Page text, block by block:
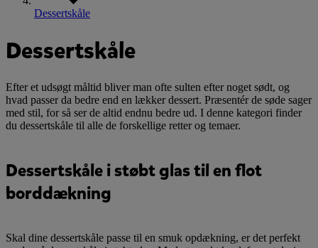
Dessertskåle
Dessertskåle
Efter et udsøgt måltid bliver man ofte sulten efter noget sødt, og
hvad passer da bedre end en lækker dessert. Præsentér de søde sager
med stil, for så ser de altid endnu bedre ud. I denne kategori finder
du dessertskåle til alle de forskellige retter og temaer.
Dessertskåle i støbt glas til en flot
borddækning
Skal dine dessertskåle passe til en smuk opdækning, er det perfekt